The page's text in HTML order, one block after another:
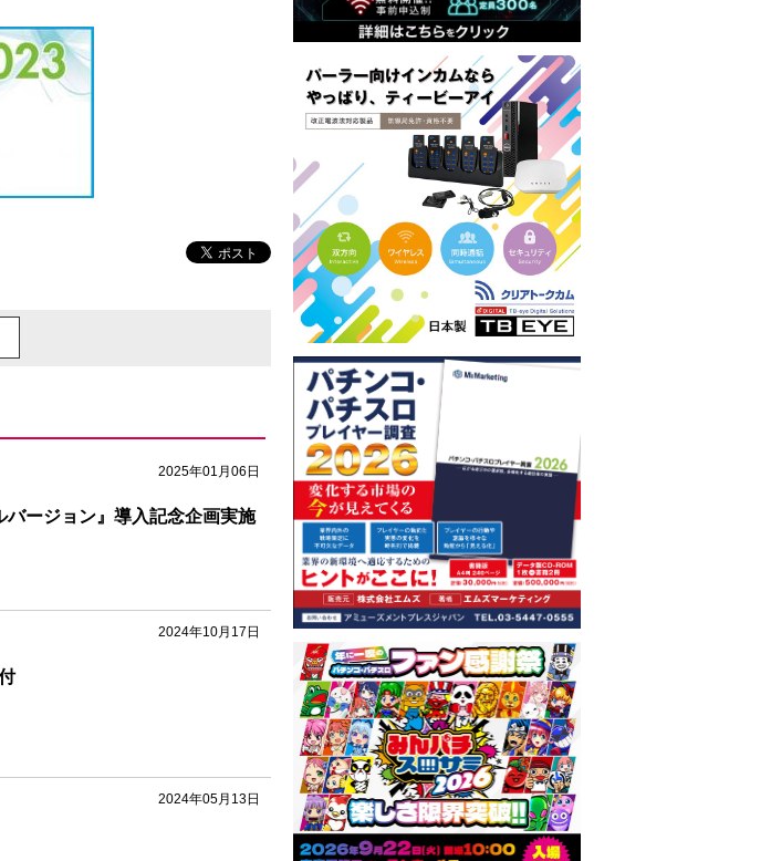
2025年01月06日
バージョン』導入記念企画実施
2024年10月17日
2024年05月13日